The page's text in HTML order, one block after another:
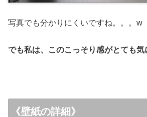
写真でも分かりにくいですね。。。w
でも私は、このこっそり感がとても気
《壁紙の詳細》